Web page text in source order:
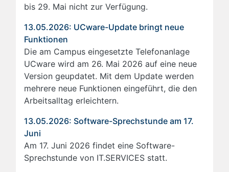
bis 29. Mai nicht zur Verfügung.
13.05.2026: UCware-Update bringt neue
Funktionen
Die am Campus eingesetzte Telefonanlage
UCware wird am 26. Mai 2026 auf eine neue
Version geupdatet. Mit dem Update werden
mehrere neue Funktionen eingeführt, die den
Arbeitsalltag erleichtern.
13.05.2026: Software-Sprechstunde am 17.
Juni
Am 17. Juni 2026 findet eine Software-
Sprechstunde von IT.SERVICES statt.